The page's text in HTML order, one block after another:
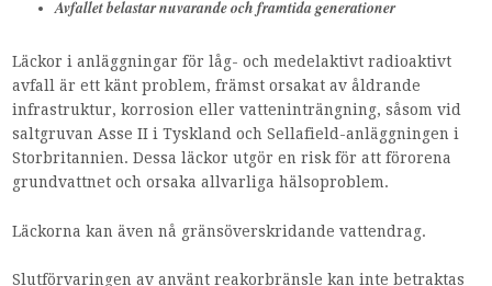
Avfallet belastar nuvarande och framtida generationer
Läckor i anläggningar för låg- och medelaktivt radioaktivt
avfall är ett känt problem, främst orsakat av åldrande
infrastruktur, korrosion eller vatteninträngning, såsom vid
saltgruvan Asse II i Tyskland och Sellafield-anläggningen i
Storbritannien. Dessa läckor utgör en risk för att förorena
grundvattnet och orsaka allvarliga hälsoproblem.
Läckorna kan även nå gränsöverskridande vattendrag.
Slutförvaringen av använt reakorbränsle kan inte betraktas